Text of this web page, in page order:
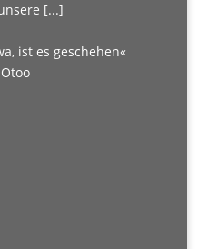
[...]
ist es geschehen«